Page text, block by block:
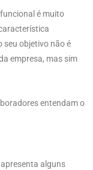
é muito
seu objetivo não é
empresa, mas sim
entendam o
alguns